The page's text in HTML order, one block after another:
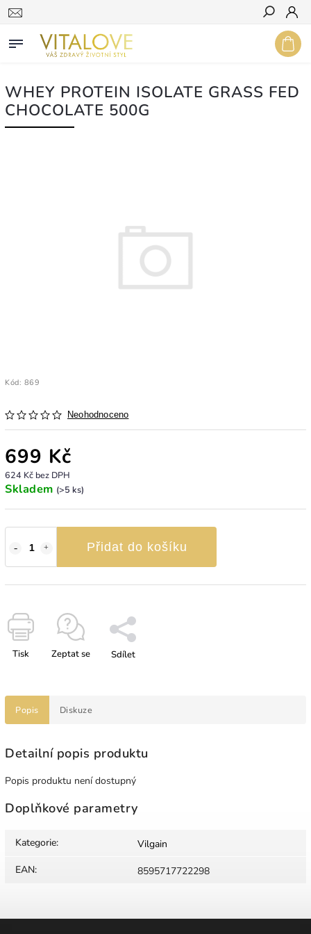
Hledat
WHEY PROTEIN ISOLATE GRASS FED
CHOCOLATE 500G
Kód: 869
Neohodnoceno
699 Kč
624 Kč bez DPH
Skladem (>5 ks)
Přidat do košíku
Tisk Zeptat se Sdílet
Popis Diskuze
Detailní popis produktu
Popis produktu není dostupný
Doplňkové parametry
Kategorie:
Vilgain
EAN: 8595717722298